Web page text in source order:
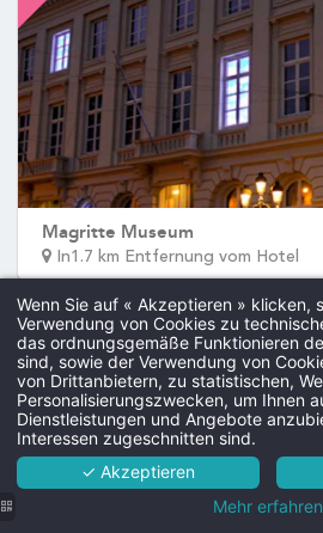
DEntdecken Sie alle unsere Hotels
Events
Sitzungen
Angebote
Galerie
Kontakt
, Brüssel
Martin's Brussels
Hotel
Zimmer
Dienste
Wenn Sie auf « Akzeptieren » klicken,
Verwendung von Cookies zu
das ordnungsgemäße Funktionieren
sind, sowie der Verwendung von
von Drittanbietern, zu statistischen,
Personalisierungszwecken, um Ihnen
Dienstleistungen und Angebote
Interessen zugeschnitten sind.
✓ Akzeptieren
Mehr erfahren